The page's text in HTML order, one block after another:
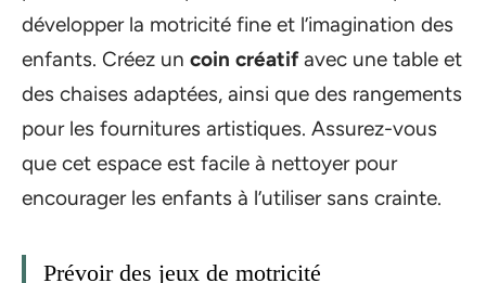
développer la motricité fine et l’imagination des
enfants. Créez un coin créatifavec une table et
des chaises adaptées, ainsi que des rangements
pour les fournitures artistiques. Assurez-vous
que cet espace est facile à nettoyer pour
encourager les enfants à l’utiliser sans crainte.
Prévoir des jeux de motricité